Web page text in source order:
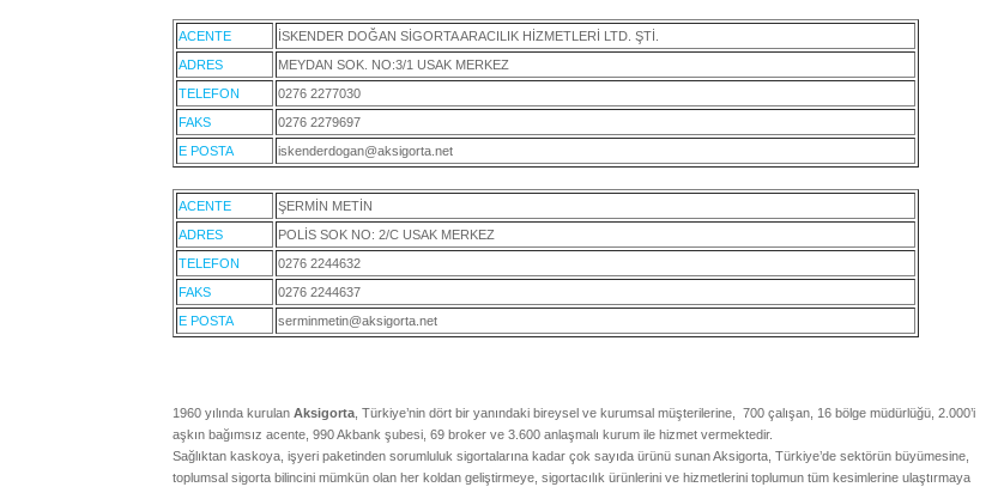
ACENTE
İSKENDER DOĞAN SİGORTA ARACILIK HİZMETLERİ LTD. ŞTİ.
ADRES
MEYDAN SOK. NO:3/1 USAK MERKEZ
TELEFON
0276 2277030
FAKS
0276 2279697
E POSTA
iskenderdogan@aksigorta.net
ACENTE
ŞERMİN METİN
ADRES
POLİS SOK NO: 2/C USAK MERKEZ
TELEFON
0276 2244632
FAKS
0276 2244637
E POSTA
serminmetin@aksigorta.net
1960 yılında kurulan Aksigorta , Türkiye’nin dört bir yanındaki bireysel ve kurumsal müşterilerine, 700 çalışan, 16 bölge müdürlüğü, 2.000’i
aşkın bağımsız acente, 990 Akbank şubesi, 69 broker ve 3.600 anlaşmalı kurum ile hizmet vermektedir.
Sağlıktan kaskoya, işyeri paketinden sorumluluk sigortalarına kadar çok sayıda ürünü sunan Aksigorta, Türkiye’de sektörün büyümesine,
toplumsal sigorta bilincini mümkün olan her koldan geliştirmeye, sigortacılık ürünlerini ve hizmetlerini toplumun tüm kesimlerine ulaştırmaya